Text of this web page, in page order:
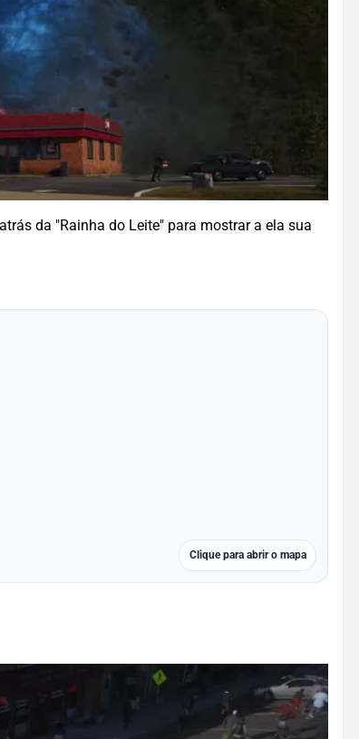
da "Rainha do Leite" para mostrar a ela sua
Clique para abrir o mapa